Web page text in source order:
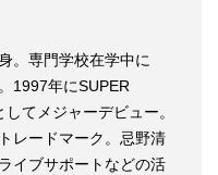
。専門学校在学中に
1997年にSUPER
てメジャーデビュー。
レードマーク。忌野清
イブサポートなどの活